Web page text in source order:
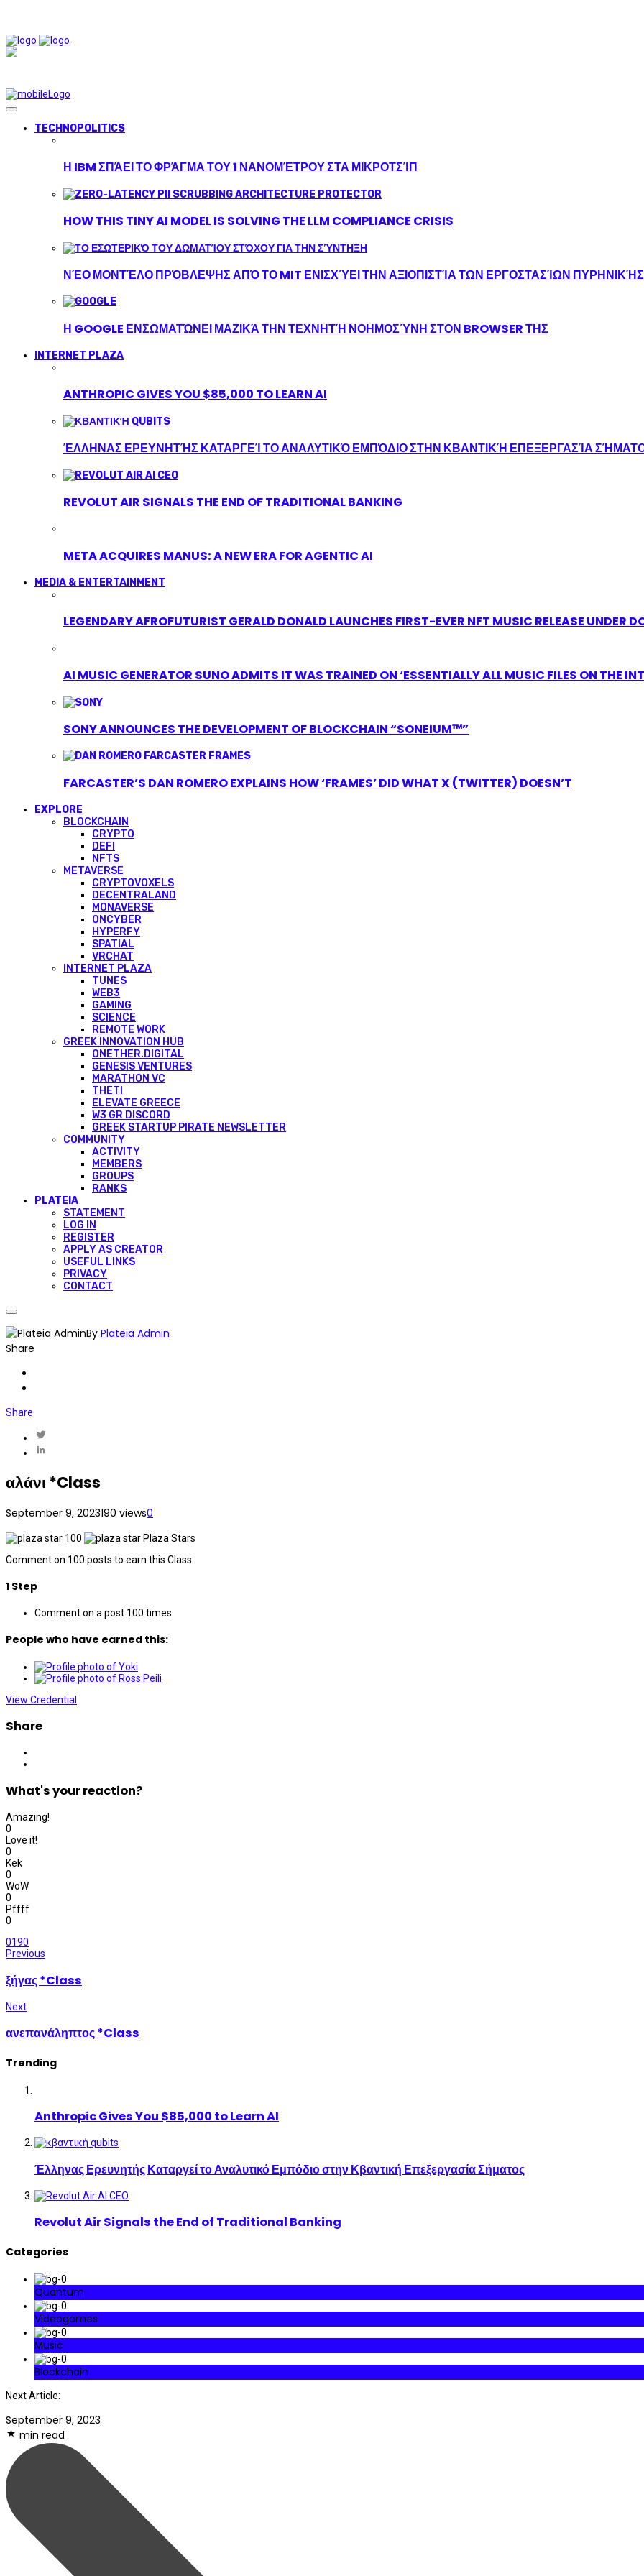
TECHNOPOLITICS
Η IBM ΣΠΆΕΙ ΤΟ ΦΡΆΓΜΑ ΤΟΥ 1 ΝΑΝΟΜΈΤΡΟΥ ΣΤΑ ΜΙΚΡΟΤΣΊΠ
HOW THIS TINY AI MODEL IS SOLVING THE LLM COMPLIANCE CRISIS
ΝΈΟ ΜΟΝΤΈΛΟ ΠΡΌΒΛΕΨΗΣ ΑΠΌ ΤΟ MIT ΕΝΙΣΧΎΕΙ ΤΗΝ ΑΞΙΟΠΙΣΤΊΑ ΤΩΝ ΕΡΓΟΣΤΑΣΊΩΝ
Η GOOGLE ΕΝΣΩΜΑΤΏΝΕΙ ΜΑΖΙΚΆ ΤΗΝ ΤΕΧΝΗΤΉ ΝΟΗΜΟΣΎΝΗ ΣΤΟΝ BROWSER ΤΗΣ
INTERNET PLAZA
ANTHROPIC GIVES YOU $85,000 TO LEARN AI
ΈΛΛΗΝΑΣ ΕΡΕΥΝΗΤΉΣ ΚΑΤΑΡΓΕΊ ΤΟ ΑΝΑΛΥΤΙΚΌ ΕΜΠΌΔΙΟ ΣΤΗΝ ΚΒΑΝΤΙΚΉ ΕΠΕΞΕΡΓΑΣΊΑ
REVOLUT AIR SIGNALS THE END OF TRADITIONAL BANKING
META ACQUIRES MANUS: A NEW ERA FOR AGENTIC AI
MEDIA & ENTERTAINMENT
LEGENDARY AFROFUTURIST GERALD DONALD LAUNCHES FIRST-EVER NFT MUSIC RELEASE UNDER
AI MUSIC GENERATOR SUNO ADMITS IT WAS TRAINED ON ‘ESSENTIALLY ALL MUSIC FILES ON THE
SONY ANNOUNCES THE DEVELOPMENT OF BLOCKCHAIN “SONEIUM™”
FARCASTER’S DAN ROMERO EXPLAINS HOW ‘FRAMES’ DID WHAT X (TWITTER) DOESN’T
EXPLORE
BLOCKCHAIN
CRYPTO
DEFI
NFTS
METAVERSE
CRYPTOVOXELS
DECENTRALAND
MONAVERSE
ONCYBER
HYPERFY
SPATIAL
VRCHAT
INTERNET PLAZA
TUNES
WEB3
GAMING
SCIENCE
REMOTE WORK
GREEK INNOVATION HUB
ONETHER.DIGITAL
GENESIS VENTURES
MARATHON VC
THETI
ELEVATE GREECE
W3 GR DISCORD
GREEK STARTUP PIRATE NEWSLETTER
COMMUNITY
ACTIVITY
MEMBERS
GROUPS
RANKS
PLATEIA
STATEMENT
LOG IN
REGISTER
APPLY AS CREATOR
USEFUL LINKS
PRIVACY
CONTACT
By Plateia Admin
Share
Share
αλάνι *Class
September 9, 2023190 views0
100
Plaza Stars
Comment on 100 posts to earn this Class.
1 Step
Comment on a post 100 times
People who have earned this:
View Credential
Share
What's your reaction?
Amazing!
0
Love it!
0
Kek
0
WoW
0
Pffff
0
0190
Previous
ξήγας *Class
Next
ανεπανάληπτος *Class
Trending
Anthropic Gives You $85,000 to Learn AI
Έλληνας Ερευνητής Καταργεί το Αναλυτικό Εμπόδιο στην Κβαντική Επεξεργασία Σήματος
Revolut Air Signals the End of Traditional Banking
Categories
Quantum
Videogames
Music
Blockchain
Next Article:
September 9, 2023
min read